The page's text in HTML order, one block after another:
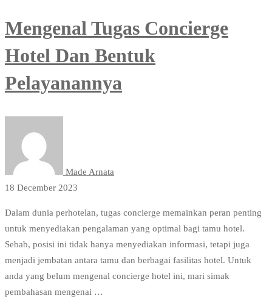
Mengenal Tugas Concierge
Hotel Dan Bentuk
Pelayanannya
Made Arnata
18 December 2023
Dalam dunia perhotelan, tugas concierge memainkan peran penting
untuk menyediakan pengalaman yang optimal bagi tamu hotel.
Sebab, posisi ini tidak hanya menyediakan informasi, tetapi juga
menjadi jembatan antara tamu dan berbagai fasilitas hotel. Untuk
anda yang belum mengenal concierge hotel ini, mari simak
pembahasan mengenai …